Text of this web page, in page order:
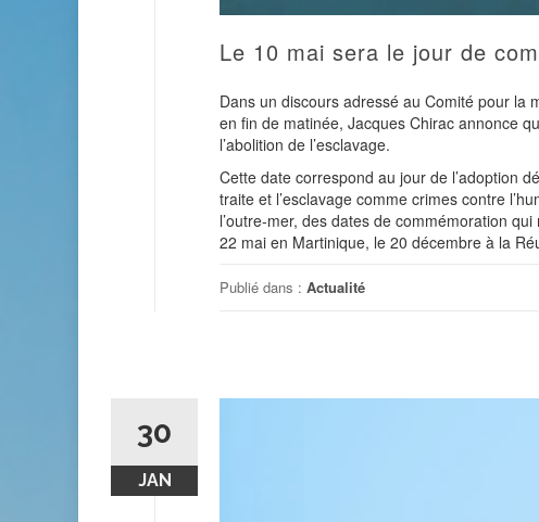
Le 10 mai sera le jour de
Dans un discours adressé au Comité pour la
en fin de matinée, Jacques Chirac annonce
l’abolition de l’esclavage.
Cette date correspond au jour de l’adoption
traite et l’esclavage comme crimes contre
l’outre-mer, des dates de commémoration
22 mai en Martinique, le 20 décembre à la
Publié dans : Actualité
30
JAN